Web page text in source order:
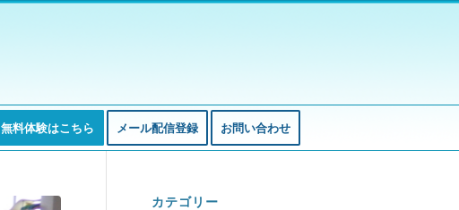
無料体験はこちら メール配信登録 お問い合わせ
カテゴリー